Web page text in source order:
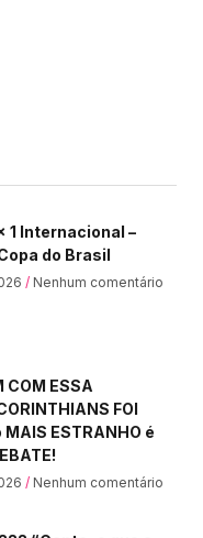
1 Internacional –
do Brasil
Nenhum comentário
COM ESSA
FOI
MAIS ESTRANHO é
Nenhum comentário